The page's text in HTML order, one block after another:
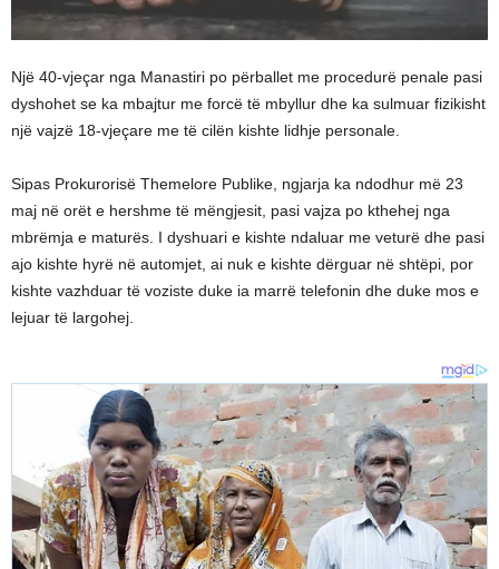
Një 40-vjeçar nga Manastiri po përballet me procedurë penale pasi
dyshohet se ka mbajtur me forcë të mbyllur dhe ka sulmuar fizikisht
një vajzë 18-vjeçare me të cilën kishte lidhje personale.
Sipas Prokurorisë Themelore Publike, ngjarja ka ndodhur më 23
maj në orët e hershme të mëngjesit, pasi vajza po kthehej nga
mbrëmja e maturës. I dyshuari e kishte ndaluar me veturë dhe pasi
ajo kishte hyrë në automjet, ai nuk e kishte dërguar në shtëpi, por
kishte vazhduar të voziste duke ia marrë telefonin dhe duke mos e
lejuar të largohej.